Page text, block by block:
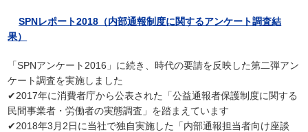
SPNレポート2018（内部通報制度に関するアンケート調査結
果）
「SPNアンケート2016」に続き、時代の要請を反映した第二弾アン
ケート調査を実施しました
✔2017年に消費者庁から公表された「公益通報者保護制度に関する
民間事業者・労働者の実態調査」を踏まえています
✔2018年3月2日に当社で独自実施した「内部通報担当者向け座談